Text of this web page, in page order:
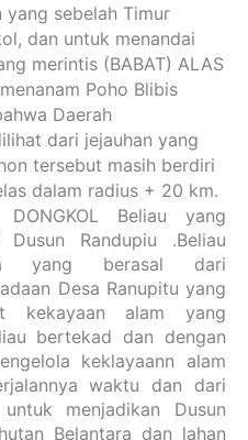
yang sebelah Timur
dan untuk menandai
merintis (BABAT) ALAS
Poho Blibis
Daerah
dari jejauhan yang
tersebut masih berdiri
dalam radius + 20 km.
Beliau yang
Randupiu .Beliau
yang berasal dari
Desa Ranupitu yang
kekayaan alam yang
bertekad dan dengan
keklayaann alam
waktu dan dari
menjadikan Dusun
Belantara dan lahan